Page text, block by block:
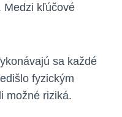
Medzi kľúčové
sa každé
fyzickým
možné riziká.